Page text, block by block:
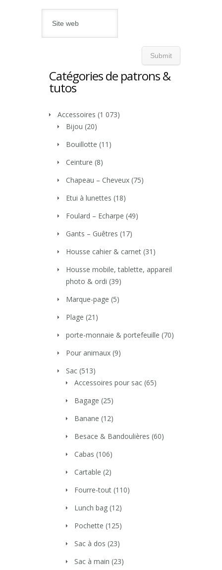
Catégories de patrons &
tutos
Accessoires (1 073)
Bijou (20)
Bouillotte (11)
Ceinture (8)
Chapeau – Cheveux (75)
Etui à lunettes (18)
Foulard – Echarpe (49)
Gants – Guêtres (17)
Housse cahier & carnet (31)
Housse mobile, tablette, appareil
photo & ordi (39)
Marque-page (5)
Plage (21)
porte-monnaie & portefeuille (70)
Pour animaux (9)
Sac (513)
Accessoires pour sac (65)
Bagage (25)
Banane (12)
Besace & Bandoulières (60)
Cabas (106)
Cartable (2)
Fourre-tout (110)
Lunch bag (12)
Pochette (125)
Sac à dos (23)
Sac à main (23)